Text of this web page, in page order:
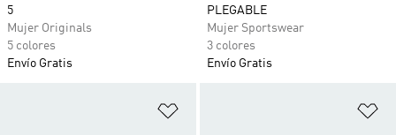
5
Mujer Originals
5 colores
Envío Gratis
PLEGABLE
Mujer Sportswear
3 colores
Envío Gratis